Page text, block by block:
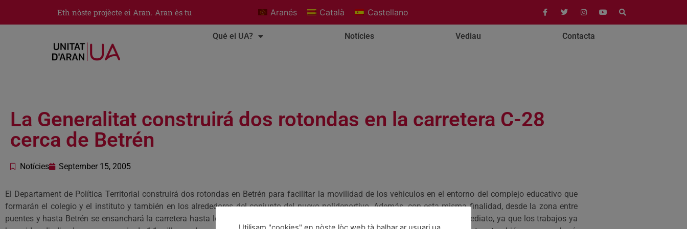
Eth nòste projècte ei Aran. Aran ès tu Aranés Català Castellano
Qué ei UA? Notícies Vediau Contacta
La Generalitat construirá dos rotondas en la carretera C-28
cerca de Betrén
Notícies September 15, 2005
El Departament de Política Territorial construirá dos rotondas en Betrén para facilitar la movilidad de los vehiculos en el entorno del complejo educativo que
formarán el colegio y el instituto y también en los alrededores del conjunto del nuevo polideportivo. Además, con esta misma finalidad, desde la zona entre
puentes y hasta Betrén se ensanchará la carretera hasta los cuatro carriles, dos en cada sentido. El inicio de estas obras es inmediato, ya que los trabajos ya